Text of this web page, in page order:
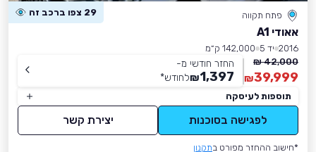
פתח תקווה 29 צפו ברכב זה
אאודי A1
2016 יד 5
142,000 ק״מ
42,000 ₪
39,999
₪
החזר חודשי מ-
1,397
₪לחודש*
תוספות לעיסקה
לפגישה בסוכנות יצירת קשר
*חישוב ההחזר מפורט בתקנון